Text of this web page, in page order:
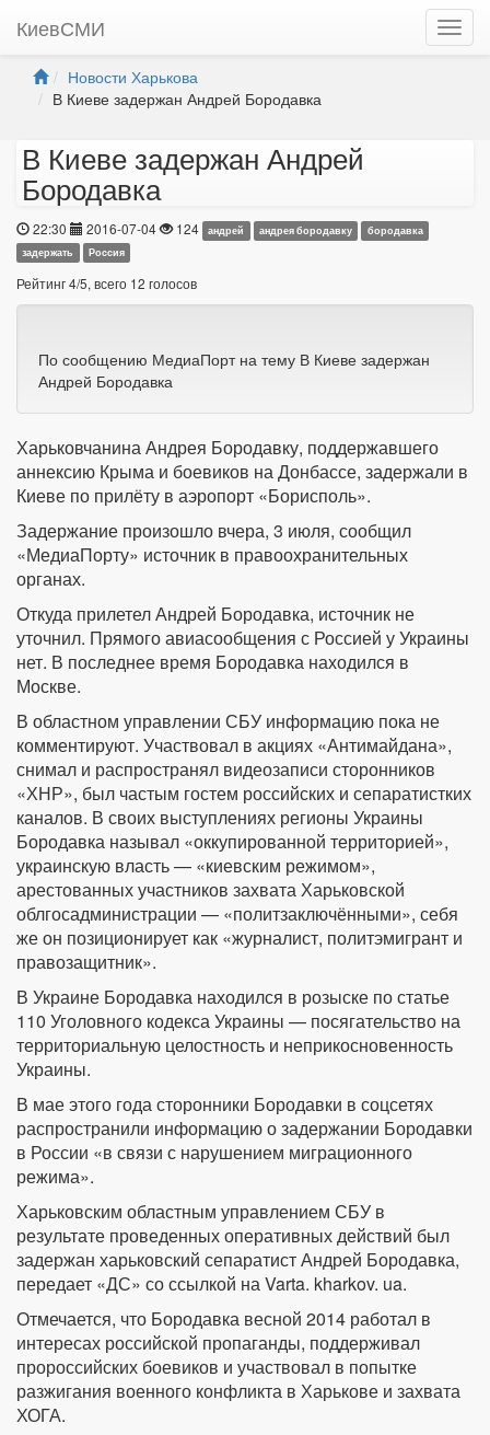
КиевСМИ
Новости Харькова
В Киеве задержан Андрей Бородавка
В Киеве задержан Андрей
Бородавка
22:30 2016-07-04 124 андрей андрея бородавку
бородавка
задержать
Россия
Рейтинг4/5, всего 12 голосов
По сообщению МедиаПорт на тему В Киеве задержан
Андрей Бородавка
Харьковчанина Андрея Бородавку, поддержавшего
аннексию Крыма и боевиков на Донбассе, задержали в
Киеве по прилёту в аэропорт «Борисполь».
Задержание произошло вчера, 3 июля, сообщил
«МедиаПорту» источник в правоохранительных
органах.
Откуда прилетел Андрей Бородавка, источник не
уточнил. Прямого авиасообщения с Россией у Украины
нет. В последнее время Бородавка находился в
Москве.
В областном управлении СБУ информацию пока не
комментируют. Участвовал в акциях «Антимайдана»,
снимал и распространял видеозаписи сторонников
«ХНР», был частым гостем российских и сепаратистких
каналов. В своих выступлениях регионы Украины
Бородавка называл «оккупированной территорией»,
украинскую власть — «киевским режимом»,
арестованных участников захвата Харьковской
облгосадминистрации — «политзаключёнными», себя
же он позиционирует как «журналист, политэмигрант и
правозащитник».
В Украине Бородавка находился в розыске по статье
110 Уголовного кодекса Украины — посягательство на
территориальную целостность и неприкосновенность
Украины.
В мае этого года сторонники Бородавки в соцсетях
распространили информацию о задержании Бородавки
в России «в связи с нарушением миграционного
режима».
Харьковским областным управлением СБУ в
результате проведенных оперативных действий был
задержан харьковский сепаратист Андрей Бородавка,
передает «ДС» со ссылкой на Varta. kharkov. ua.
Отмечается, что Бородавка весной 2014 работал в
интересах российской пропаганды, поддерживал
пророссийских боевиков и участвовал в попытке
разжигания военного конфликта в Харькове и захвата
ХОГА.